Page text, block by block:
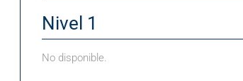
Nivel 1
No disponible.